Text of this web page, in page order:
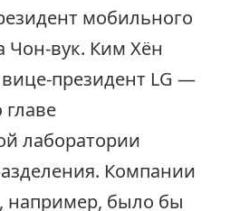
мобильного
Чон-вук. Ким Хён
президент LG —
лаборатории
Компании
было бы